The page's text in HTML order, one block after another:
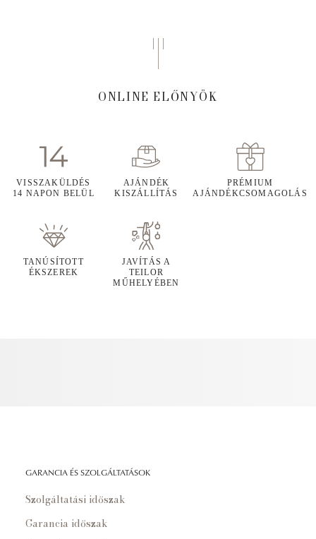
ONLINE ELŐNYÖK
VISSZAKÜLDÉS
14 NAPON BELÜL
AJÁNDÉK
KISZÁLLÍTÁS
PRÉMIUM
AJÁNDÉKCSOMAGOLÁS
TANÚSÍTOTT
ÉKSZEREK
JAVÍTÁS A
TEILOR
MŰHELYÉBEN
GARANCIA ÉS SZOLGÁLTATÁSOK
Szolgáltatási időszak
Garancia időszak